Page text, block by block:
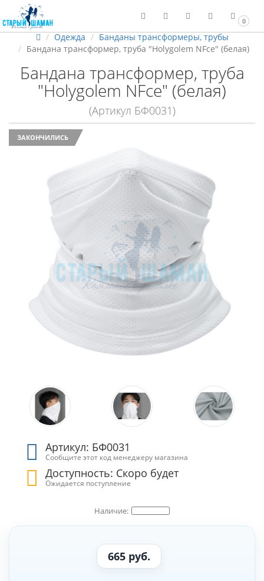
0
Одежда
Банданы трансформеры, трубы
Бандана трансформер, труба "Holygolem NFce" (белая)
Бандана трансформер, труба
"Holygolem NFce" (белая)
(Артикул БФ0031)
ЗАКОНЧИЛИСЬ
Артикул: БФ0031
Сообщите этот код менеджеру магазина
Доступность: Скоро будет
Ожидается поступление
665 руб.